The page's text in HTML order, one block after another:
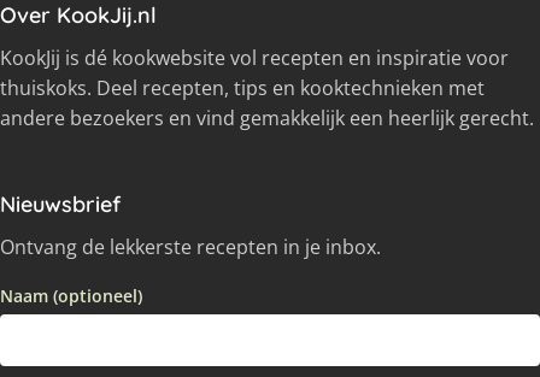
Over KookJij.nl
KookJij is dé kookwebsite vol recepten en inspiratie voor
thuiskoks. Deel recepten, tips en kooktechnieken met
andere bezoekers en vind gemakkelijk een heerlijk gerecht.
Nieuwsbrief
Ontvang de lekkerste recepten in je inbox.
Naam (optioneel)